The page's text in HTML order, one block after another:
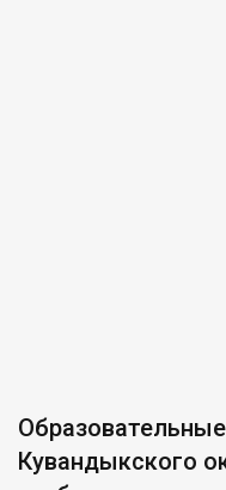
Кувандыкского